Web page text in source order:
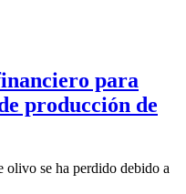
para
producción de
olivo se ha perdido debido a